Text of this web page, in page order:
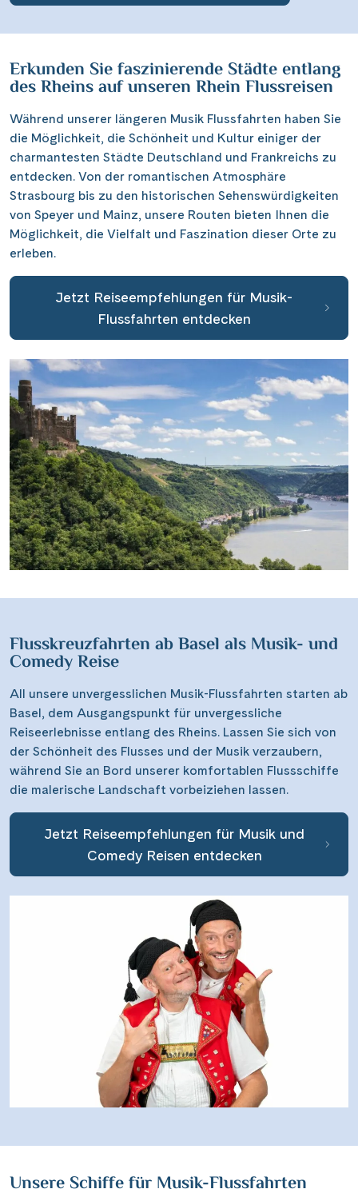
Erkunden Sie faszinierende Städte entlang
des Rheins auf unseren Rhein Flussreisen
Während unserer längeren Musik Flussfahrten haben Sie
die Möglichkeit, die Schönheit und Kultur einiger der
charmantesten Städte Deutschland und Frankreichs zu
entdecken. Von der romantischen Atmosphäre
Strasbourg bis zu den historischen Sehenswürdigkeiten
von Speyer und Mainz, unsere Routen bieten Ihnen die
Möglichkeit, die Vielfalt und Faszination dieser Orte zu
erleben.
Jetzt Reiseempfehlungen für Musik-
Flussfahrten entdecken
Flusskreuzfahrten ab Basel als Musik- und
Comedy Reise
All unsere unvergesslichen Musik-Flussfahrten starten ab
Basel, dem Ausgangspunkt für unvergessliche
Reiseerlebnisse entlang des Rheins. Lassen Sie sich von
der Schönheit des Flusses und der Musik verzaubern,
während Sie an Bord unserer komfortablen Flussschiffe
die malerische Landschaft vorbeiziehen lassen.
Jetzt Reiseempfehlungen für Musik und
Comedy Reisen entdecken
Unsere Schiffe für Musik-Flussfahrten